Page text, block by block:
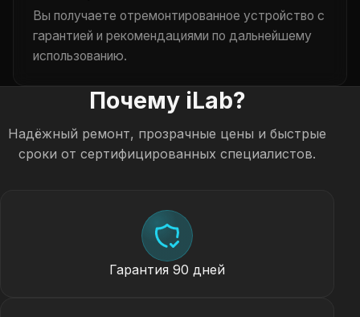
Вы получаете отремонтированное устройство с
гарантией и рекомендациями по дальнейшему
использованию.
Почему iLab?
Надёжный ремонт, прозрачные цены и быстрые
сроки от сертифицированных специалистов.
Гарантия 90 дней